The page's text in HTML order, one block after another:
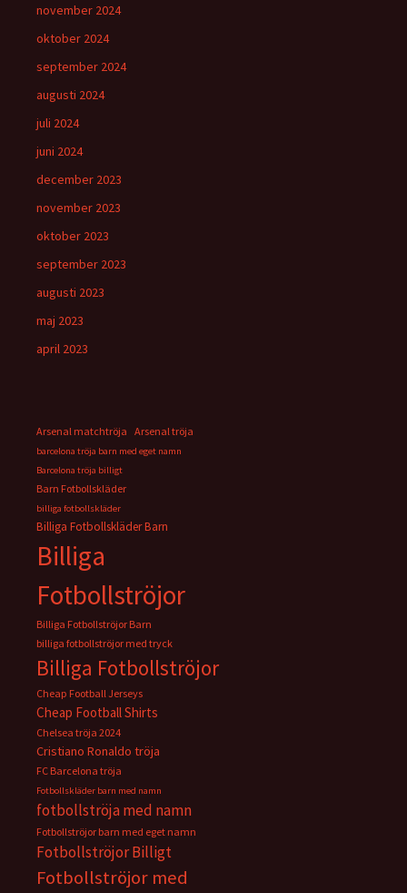
november 2024
oktober 2024
september 2024
augusti 2024
juli 2024
juni 2024
december 2023
november 2023
oktober 2023
september 2023
augusti 2023
maj 2023
april 2023
Arsenal matchtröja Arsenal tröja
barcelona tröja barn med eget namn
Barcelona tröja billigt
Barn Fotbollskläder
billiga fotbollskläder
Billiga Fotbollskläder Barn
Billiga
Fotbollströjor
Billiga Fotbollströjor Barn
billiga fotbollströjor med tryck
Billiga Fotbollströjor
Cheap Football Jerseys
Cheap Football Shirts
Chelsea tröja 2024
Cristiano Ronaldo tröja
FC Barcelona tröja
Fotbollskläder barn med namn
fotbollströja med namn
Fotbollströjor barn med eget namn
Fotbollströjor Billigt
Fotbollströjor med